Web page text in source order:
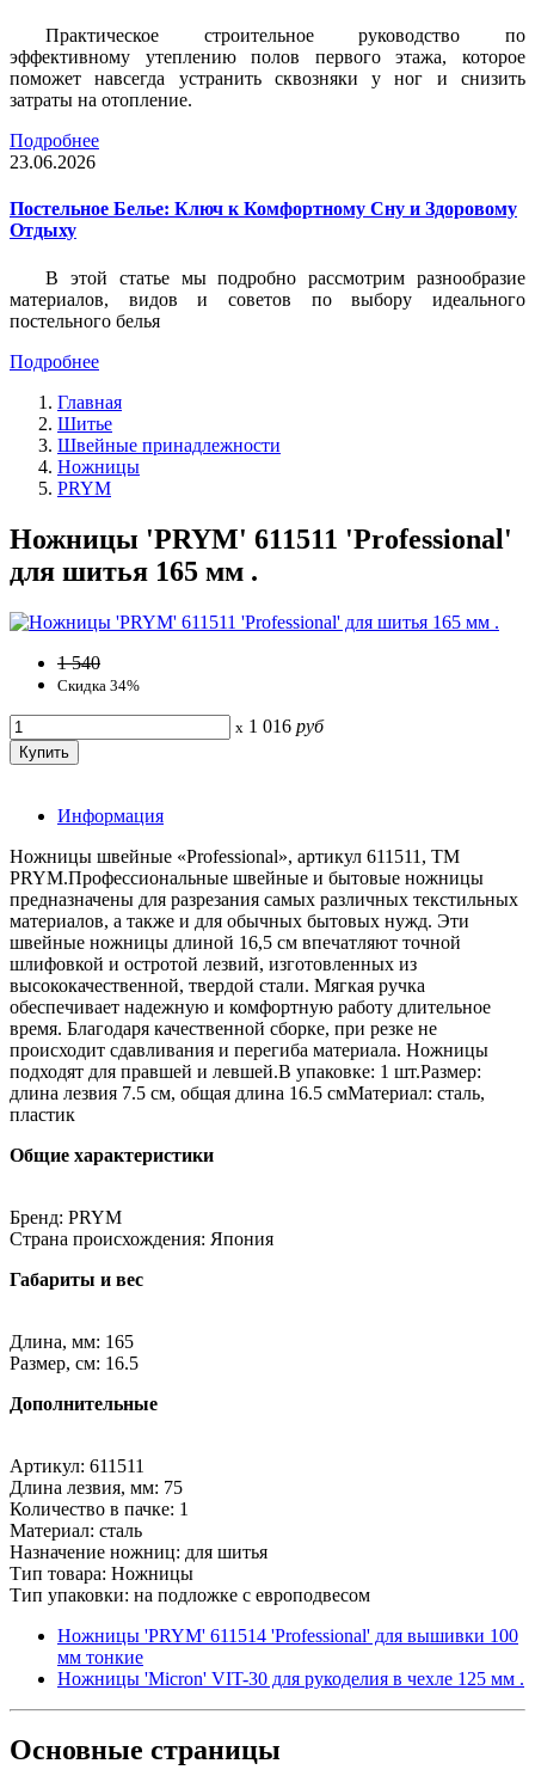
Практическое строительное руководство по
эффективному утеплению полов первого этажа, которое
поможет навсегда устранить сквозняки у ног и снизить
затраты на отопление.
Подробнее
23.06.2026
Постельное Белье: Ключ к Комфортному Сну и Здоровому
Отдыху
В этой статье мы подробно рассмотрим разнообразие
материалов, видов и советов по выбору идеального
постельного белья
Подробнее
Главная
Шитье
Швейные принадлежности
Ножницы
PRYM
Ножницы 'PRYM' 611511 'Professional'
для шитья 165 мм .
1 540
Скидка 34%
x 1 016 руб
Информация
Ножницы швейные «Professional», артикул 611511, ТМ
PRYM.Профессиональные швейные и бытовые ножницы
предназначены для разрезания самых различных текстильных
материалов, а также и для обычных бытовых нужд. Эти
швейные ножницы длиной 16,5 см впечатляют точной
шлифовкой и остротой лезвий, изготовленных из
высококачественной, твердой стали. Мягкая ручка
обеспечивает надежную и комфортную работу длительное
время. Благодаря качественной сборке, при резке не
происходит сдавливания и перегиба материала. Ножницы
подходят для правшей и левшей.В упаковке: 1 шт.Размер:
длина лезвия 7.5 см, общая длина 16.5 смМатериал: сталь,
пластик
Общие характеристики
Бренд: PRYM
Страна происхождения: Япония
Габариты и вес
Длина, мм: 165
Размер, см: 16.5
Дополнительные
Артикул: 611511
Длина лезвия, мм: 75
Количество в пачке: 1
Материал: сталь
Назначение ножниц: для шитья
Тип товара: Ножницы
Тип упаковки: на подложке с европодвесом
Ножницы 'PRYM' 611514 'Professional' для вышивки 100
мм тонкие
Ножницы 'Micron' VIT-30 для рукоделия в чехле 125 мм .
Основные страницы